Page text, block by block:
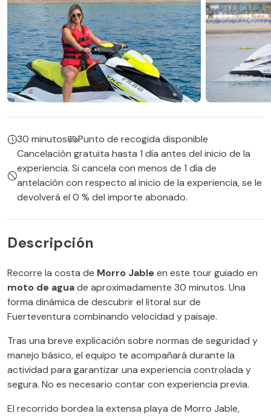
30 minutos
Punto de recogida disponible
Cancelación gratuita hasta 1 día antes del inicio de la
experiencia. Si cancela con menos de 1 día de
antelación con respecto al inicio de la experiencia, se le
devolverá el 0 % del importe abonado.
Descripción
Recorre la costa de Morro Jableen este tour guiado en
moto de aguade aproximadamente 30 minutos. Una
forma dinámica de descubrir el litoral sur de
Fuerteventura combinando velocidad y paisaje.
Tras una breve explicación sobre normas de seguridad y
manejo básico, el equipo te acompañará durante la
actividad para garantizar una experiencia controlada y
segura. No es necesario contar con experiencia previa.
El recorrido bordea la extensa playa de Morro Jable,